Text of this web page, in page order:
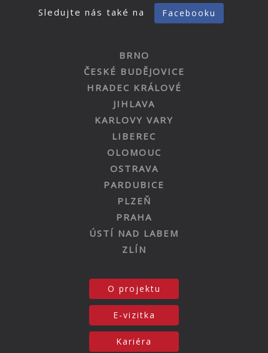
Sledujte nás také na Facebooku
BRNO
ČESKÉ BUDĚJOVICE
HRADEC KRÁLOVÉ
JIHLAVA
KARLOVY VARY
LIBEREC
OLOMOUC
OSTRAVA
PARDUBICE
PLZEŇ
PRAHA
ÚSTÍ NAD LABEM
ZLÍN
O projektu
E-vizitka
Kariéra